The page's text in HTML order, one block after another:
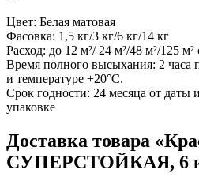
Цвет: Белая матовая
Фасовка: 1,5 кг/3 кг/6 кг/14 кг
Расход: до 12 м²/ 24 м²/48 м²/125 м²
Время полного высыхания: 2 часа
и температуре +20°С.
Срок годности: 24 месяца от даты
упаковке
Доставка товара
СУПЕРСТОЙКАЯ, 6